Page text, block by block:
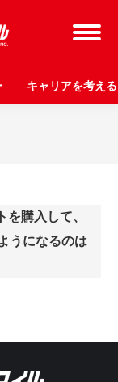
キャリアを考える
を購入して、
うになるのは